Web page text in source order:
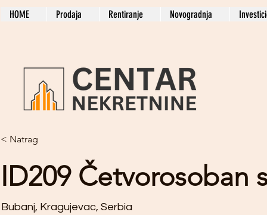
HOME Prodaja Rentiranje Novogradnja
< Natrag
ID209 Četvorosoban
Bubanj, Kragujevac, Serbia